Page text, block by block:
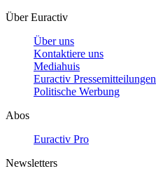
Über Euractiv
Über uns
Kontaktiere uns
Mediahuis
Euractiv Pressemitteilungen
Politische Werbung
Abos
Euractiv Pro
Newsletters